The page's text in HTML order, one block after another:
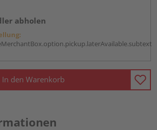
abholen
In den Warenkorb